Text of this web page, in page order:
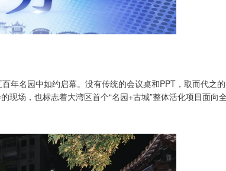
年名园中如约启幕。没有传统的会议桌和PPT，取而代之的
现场，也标志着大湾区首个“名园+古城”整体活化项目面向